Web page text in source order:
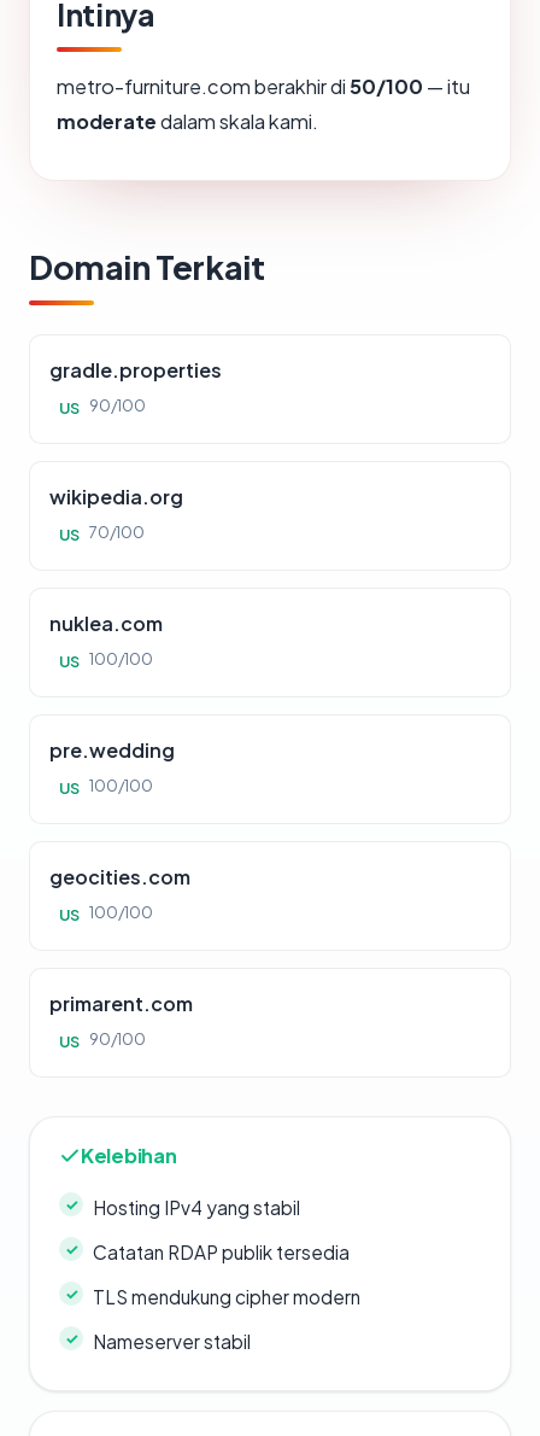
Intinya
metro-furniture.com berakhir di50/100 — itu
moderatedalam skala kami.
Domain Terkait
gradle.properties
US 90/100
wikipedia.org
US 70/100
nuklea.com
US 100/100
pre.wedding
US 100/100
geocities.com
US 100/100
primarent.com
US 90/100
Kelebihan
Hosting IPv4 yang stabil
Catatan RDAP publik tersedia
TLS mendukung cipher modern
Nameserver stabil